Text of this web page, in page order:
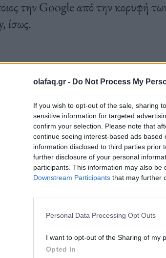
olafaq.gr - Do Not Process My
If you wish to opt-out of the sale, sharing
sensitive information for targeted
confirm your selection. Please note that
continue seeing interest-based ads
information disclosed to third parties prior
further disclosure of your personal
participants. This information may also
Downstream Participants that may further
Personal Data Processing Opt Outs
I want to opt-out of the Sharing of my
Opted In
την Google από την κορυφή
ίσως.